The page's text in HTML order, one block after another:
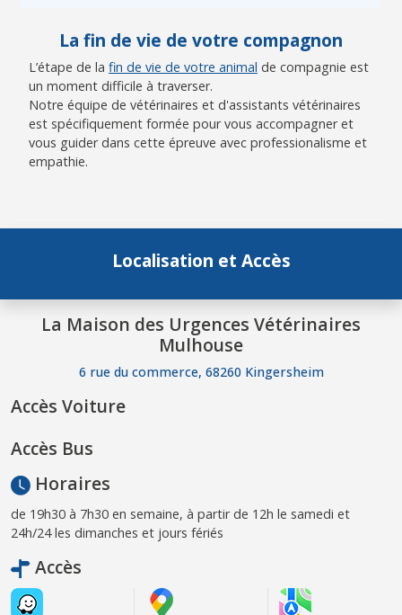
La fin de vie de votre compagnon
L’étape de la fin de vie de votre animal de compagnie est
un moment difficile à traverser.
Notre équipe de vétérinaires et d'assistants vétérinaires
est spécifiquement formée pour vous accompagner et
vous guider dans cette épreuve avec professionalisme et
empathie.
Localisation et Accès
La Maison des Urgences Vétérinaires
Mulhouse
6 rue du commerce, 68260 Kingersheim
Accès Voiture
Accès Bus
Horaires
de 19h30 à 7h30 en semaine, à partir de 12h le samedi et
24h/24 les dimanches et jours fériés
Accès